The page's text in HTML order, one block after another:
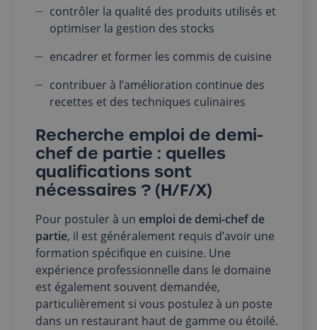
contrôler la qualité des produits utilisés et
optimiser la gestion des stocks
encadrer et former les commis de cuisine
contribuer à l’amélioration continue des
recettes et des techniques culinaires
Recherche emploi de demi-
chef de partie : quelles
qualifications sont
nécessaires ? (H/F/X)
Pour postuler à un emploi de demi-chef de
partie, il est généralement requis d’avoir une
formation spécifique en cuisine. Une
expérience professionnelle dans le domaine
est également souvent demandée,
particulièrement si vous postulez à un poste
dans un restaurant haut de gamme ou étoilé.